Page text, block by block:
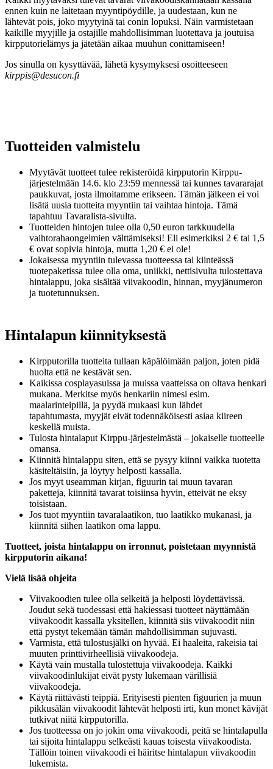
ennen kuin ne laitetaan myyntipöydille, ja uudestaan, kun ne
lähtevät pois, joko myytyinä tai conin lopuksi. Näin varmistetaan
kaikille myyjille ja ostajille mahdollisimman luotettava ja joutuisa
kirpputorielämys ja jätetään aikaa muuhun conittamiseen!
Jos sinulla on kysyttävää, lähetä kysymyksesi osoitteeseen
kirppis@desucon.fi
Tuotteiden valmistelu
Myytävät tuotteet tulee rekisteröidä kirpputorin Kirppu-
järjestelmään 14.6. klo 23:59 mennessä tai kunnes tavararajat
paukkuvat, josta ilmoitamme erikseen. Tämän jälkeen ei voi
lisätä uusia tuotteita myyntiin tai vaihtaa hintoja. Tämä
tapahtuu Tavaralista-sivulta.
Tuotteiden hintojen tulee olla 0,50 euron tarkkuudella
vaihtorahaongelmien välttämiseksi! Eli esimerkiksi 2 € tai 1,5
€ ovat sopivia hintoja, mutta 1,20 € ei ole!
Jokaisessa myyntiin tulevassa tuotteessa tai kiinteässä
tuotepaketissa tulee olla oma, uniikki, nettisivulta tulostettava
hintalappu, joka sisältää viivakoodin, hinnan, myyjänumeron
ja tuotetunnuksen.
Hintalapun kiinnityksestä
Kirpputorilla tuotteita tullaan käpälöimään paljon, joten pidä
huolta että ne kestävät sen.
Kaikissa cosplayasuissa ja muissa vaatteissa on oltava henkari
mukana. Merkitse myös henkariin nimesi esim.
maalarinteipillä, ja pyydä mukaasi kun lähdet
tapahtumasta, myyjät eivät todennäköisesti asiaa kiireen
keskellä muista.
Tulosta hintalaput Kirppu-järjestelmästä – jokaiselle tuotteelle
omansa.
Kiinnitä hintalappu siten, että se pysyy kiinni vaikka tuotetta
käsiteltäisiin, ja löytyy helposti kassalla.
Jos myyt useamman kirjan, figuurin tai muun tavaran
paketteja, kiinnitä tavarat toisiinsa hyvin, etteivät ne eksy
toisistaan.
Jos tuot myyntiin tavaralaatikon, tuo laatikko mukanasi, ja
kiinnitä siihen laatikon oma lappu.
Tuotteet, joista hintalappu on irronnut, poistetaan myynnistä
kirpputorin aikana!
Vielä lisää ohjeita
Viivakoodien tulee olla selkeitä ja helposti löydettävissä.
Joudut sekä tuodessasi että hakiessasi tuotteet näyttämään
viivakoodit kassalla yksitellen, kiinnitä siis viivakoodit niin
että pystyt tekemään tämän mahdollisimman sujuvasti.
Varmista, että tulostusjälki on hyvää. Ei haaleita, rakeisia tai
muuten printtivirheellisiä viivakoodeja.
Käytä vain mustalla tulostettuja viivakoodeja. Kaikki
viivakoodinlukijat eivät pysty lukemaan värillisiä
viivakoodeja.
Käytä riittävästi teippiä. Erityisesti pienten figuurien ja muun
pikkusälän viivakoodit lähtevät helposti irti, kun monet kävijät
tutkivat niitä kirpputorilla.
Jos tuotteessa on jo jokin oma viivakoodi, peitä se hintalapulla
tai sijoita hintalappu selkeästi kauas toisesta viivakoodista.
Tällöin toinen viivakoodi ei häiritse hintalapun viivakoodin
lukemista.